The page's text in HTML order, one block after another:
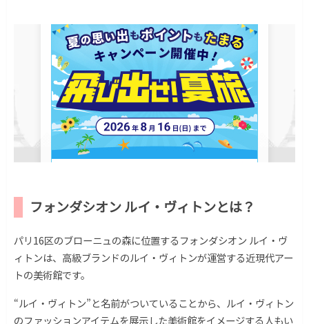
フォンダシオン ルイ・ヴィトンとは？
パリ16区のブローニュの森に位置するフォンダシオン ルイ・ヴ
ィトンは、高級ブランドのルイ・ヴィトンが運営する近現代アー
トの美術館です。
“ルイ・ヴィトン”と名前がついていることから、ルイ・ヴィトン
のファッションアイテムを展示した美術館をイメージする人もい